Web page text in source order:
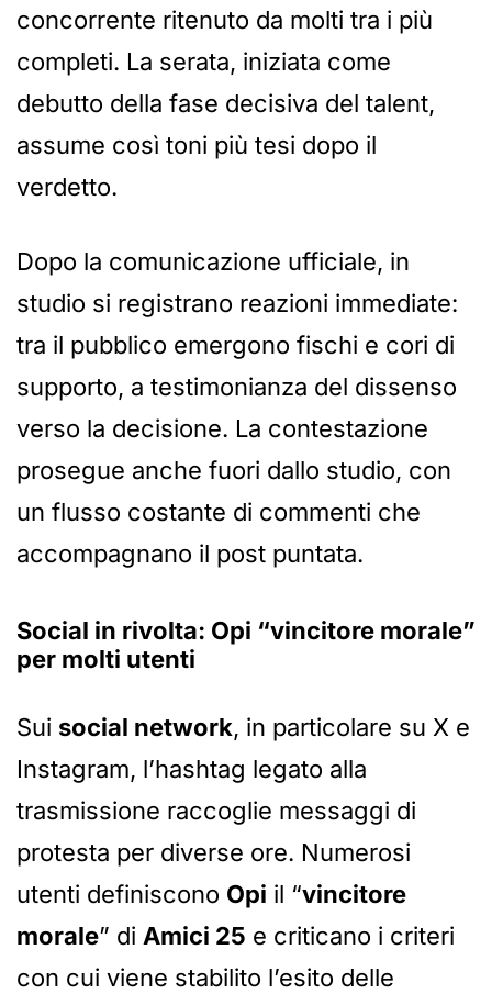
concorrente ritenuto da molti tra i più
completi. La serata, iniziata come
debutto della fase decisiva del talent,
assume così toni più tesi dopo il
verdetto.
Dopo la comunicazione ufficiale, in
studio si registrano reazioni immediate:
tra il pubblico emergono fischi e cori di
supporto, a testimonianza del dissenso
verso la decisione. La contestazione
prosegue anche fuori dallo studio, con
un flusso costante di commenti che
accompagnano il post puntata.
Social in rivolta: Opi “vincitore morale”
per molti utenti
Sui social network, in particolare su X e
Instagram, l’hashtag legato alla
trasmissione raccoglie messaggi di
protesta per diverse ore. Numerosi
utenti definiscono Opi il “vincitore
morale” di Amici 25 e criticano i criteri
con cui viene stabilito l’esito delle